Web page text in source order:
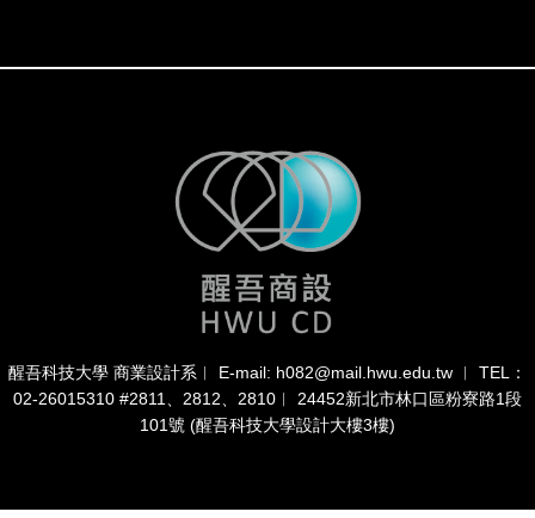
醒吾科技大學 商業設計系︱ E-mail: h082@mail.hwu.edu.tw ︱ TEL：
02-26015310 #2811、2812、2810︱ 24452新北市林口區粉寮路1段
101號 (醒吾科技大學設計大樓3樓)